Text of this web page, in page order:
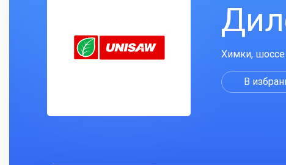
Химки, шоссе
В